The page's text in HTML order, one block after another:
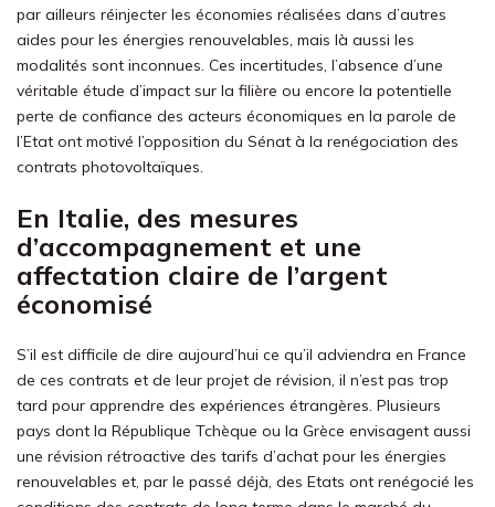
par ailleurs réinjecter les économies réalisées dans d’autres
aides pour les énergies renouvelables, mais là aussi les
modalités sont inconnues. Ces incertitudes, l’absence d’une
véritable étude d’impact sur la filière ou encore la potentielle
perte de confiance des acteurs économiques en la parole de
l’Etat ont motivé l’opposition du Sénat à la renégociation des
contrats photovoltaïques.
En Italie, des mesures
d’accompagnement et une
affectation claire de l’argent
économisé
S’il est difficile de dire aujourd’hui ce qu’il adviendra en France
de ces contrats et de leur projet de révision, il n’est pas trop
tard pour apprendre des expériences étrangères. Plusieurs
pays dont la République Tchèque ou la Grèce envisagent aussi
une révision rétroactive des tarifs d’achat pour les énergies
renouvelables et, par le passé déjà, des Etats ont renégocié les